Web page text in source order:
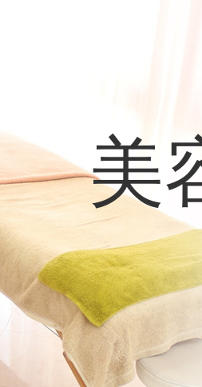
tel.072-638-0087
10:00～20:00（予約最終受付18:00）
予約する
美